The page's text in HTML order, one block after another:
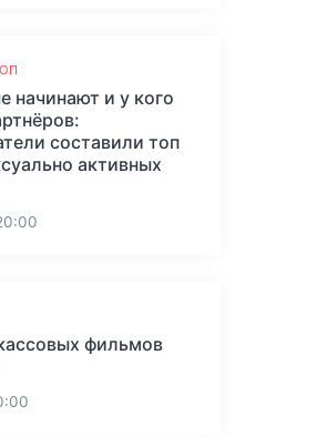
начинают и у кого
составили топ
активных
фильмов